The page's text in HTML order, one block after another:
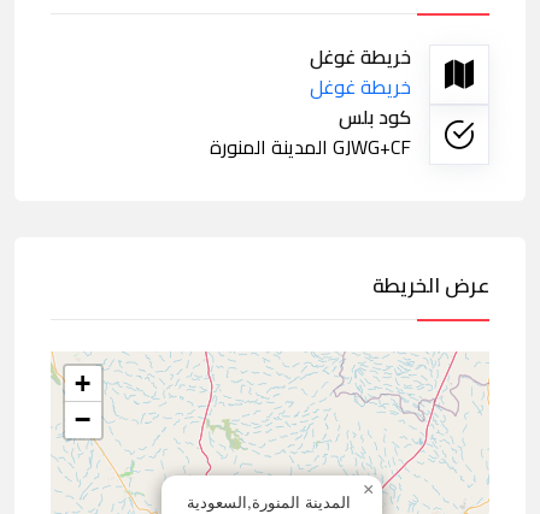
خريطة غوغل
خريطة غوغل
كود بلس
GJWG+CF المدينة المنورة
عرض الخريطة
المدينة المنورة,السعودية
×
+
−